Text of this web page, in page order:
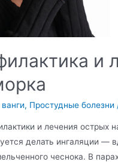
и
, Простудные болезни
и лечения острых
делать ингаляции —
чеснока. В